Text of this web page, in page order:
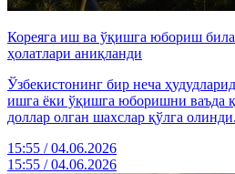
Кореяга иш ва ўқишга юбориш
ҳолатлари аниқланди
Ўзбекистонинг бир неча
ишга ёки ўқишга юборишни ваъда
доллар олган шахслар қўлга олинди.
15:55 / 04.06.2026
15:55 / 04.06.2026